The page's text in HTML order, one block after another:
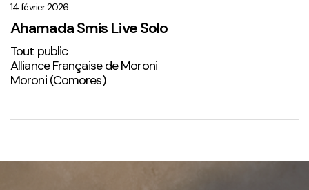
Live
Solo
2
14 février 2026
Ahamada Smis Live Solo
Tout public
Alliance Française de Moroni
Moroni (Comores)